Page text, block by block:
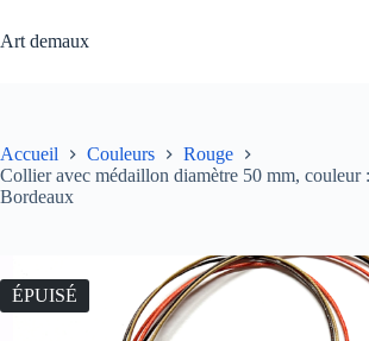
au
contenu
Art demaux
Accueil Couleurs
Rouge
Collier avec médaillon diamètre 50 mm, couleur
Bordeaux
ÉPUISÉ